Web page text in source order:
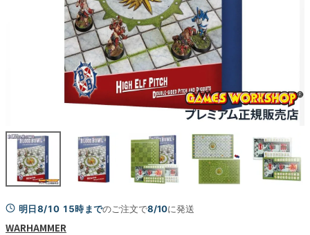
明日8/10 15時までのご注文で8/10に発送
WARHAMMER